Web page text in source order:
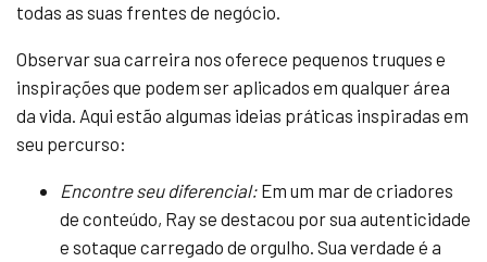
todas as suas frentes de negócio.
Observar sua carreira nos oferece pequenos truques e
inspirações que podem ser aplicados em qualquer área
da vida. Aqui estão algumas ideias práticas inspiradas em
seu percurso:
Encontre seu diferencial: Em um mar de criadores
de conteúdo, Ray se destacou por sua autenticidade
e sotaque carregado de orgulho. Sua verdade é a